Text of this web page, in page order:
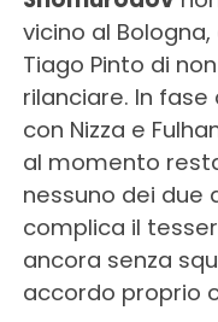
vicino al
Tiago Pinto di
rilanciare. In
con Nizza e
al momento
nessuno dei due
complica il
ancora senza
accordo proprio